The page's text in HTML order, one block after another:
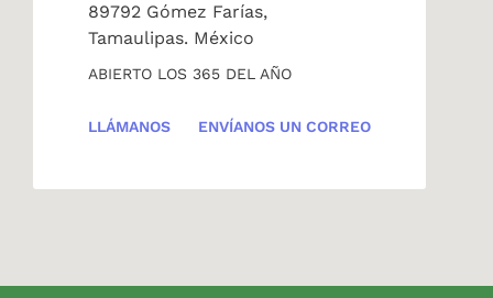
89792 Gómez Farías,
Tamaulipas. México
ABIERTO LOS 365 DEL AÑO
LLÁMANOS ENVÍANOS UN CORREO